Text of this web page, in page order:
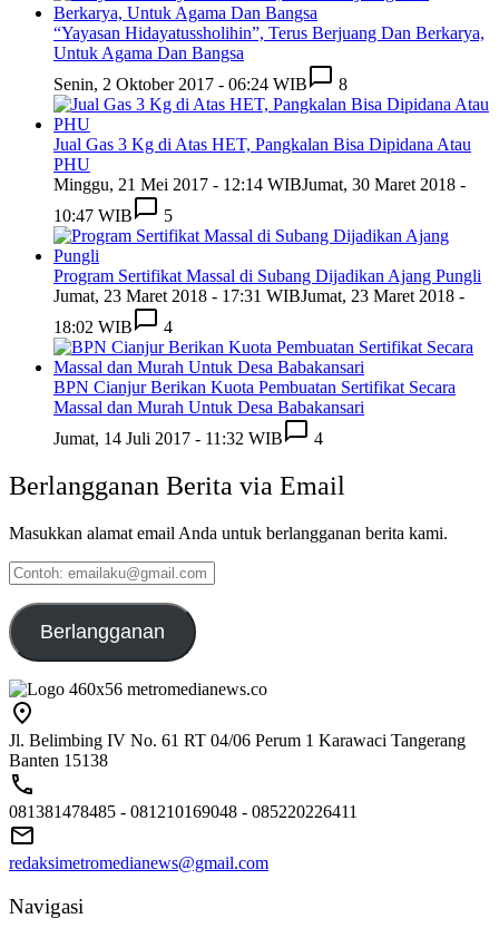
“Yayasan Hidayatussholihin”, Terus Berjuang Dan Berkarya,
Untuk Agama Dan Bangsa
Senin, 2 Oktober 2017 - 06:24 WIB
8
Jual Gas 3 Kg di Atas HET, Pangkalan Bisa Dipidana Atau
PHU
Minggu, 21 Mei 2017 - 12:14 WIBJumat, 30 Maret 2018 -
10:47 WIB
5
Program Sertifikat Massal di Subang Dijadikan Ajang Pungli
Jumat, 23 Maret 2018 - 17:31 WIBJumat, 23 Maret 2018 -
18:02 WIB
4
BPN Cianjur Berikan Kuota Pembuatan Sertifikat Secara
Massal dan Murah Untuk Desa Babakansari
Jumat, 14 Juli 2017 - 11:32 WIB
4
Berlangganan Berita via Email
Masukkan alamat email Anda untuk berlangganan berita kami.
Contoh:
emailaku@gmail.com
Berlangganan
Jl. Belimbing IV No. 61 RT 04/06 Perum 1 Karawaci Tangerang
Banten 15138
081381478485 - 081210169048 - 085220226411
redaksimetromedianews@gmail.com
Navigasi